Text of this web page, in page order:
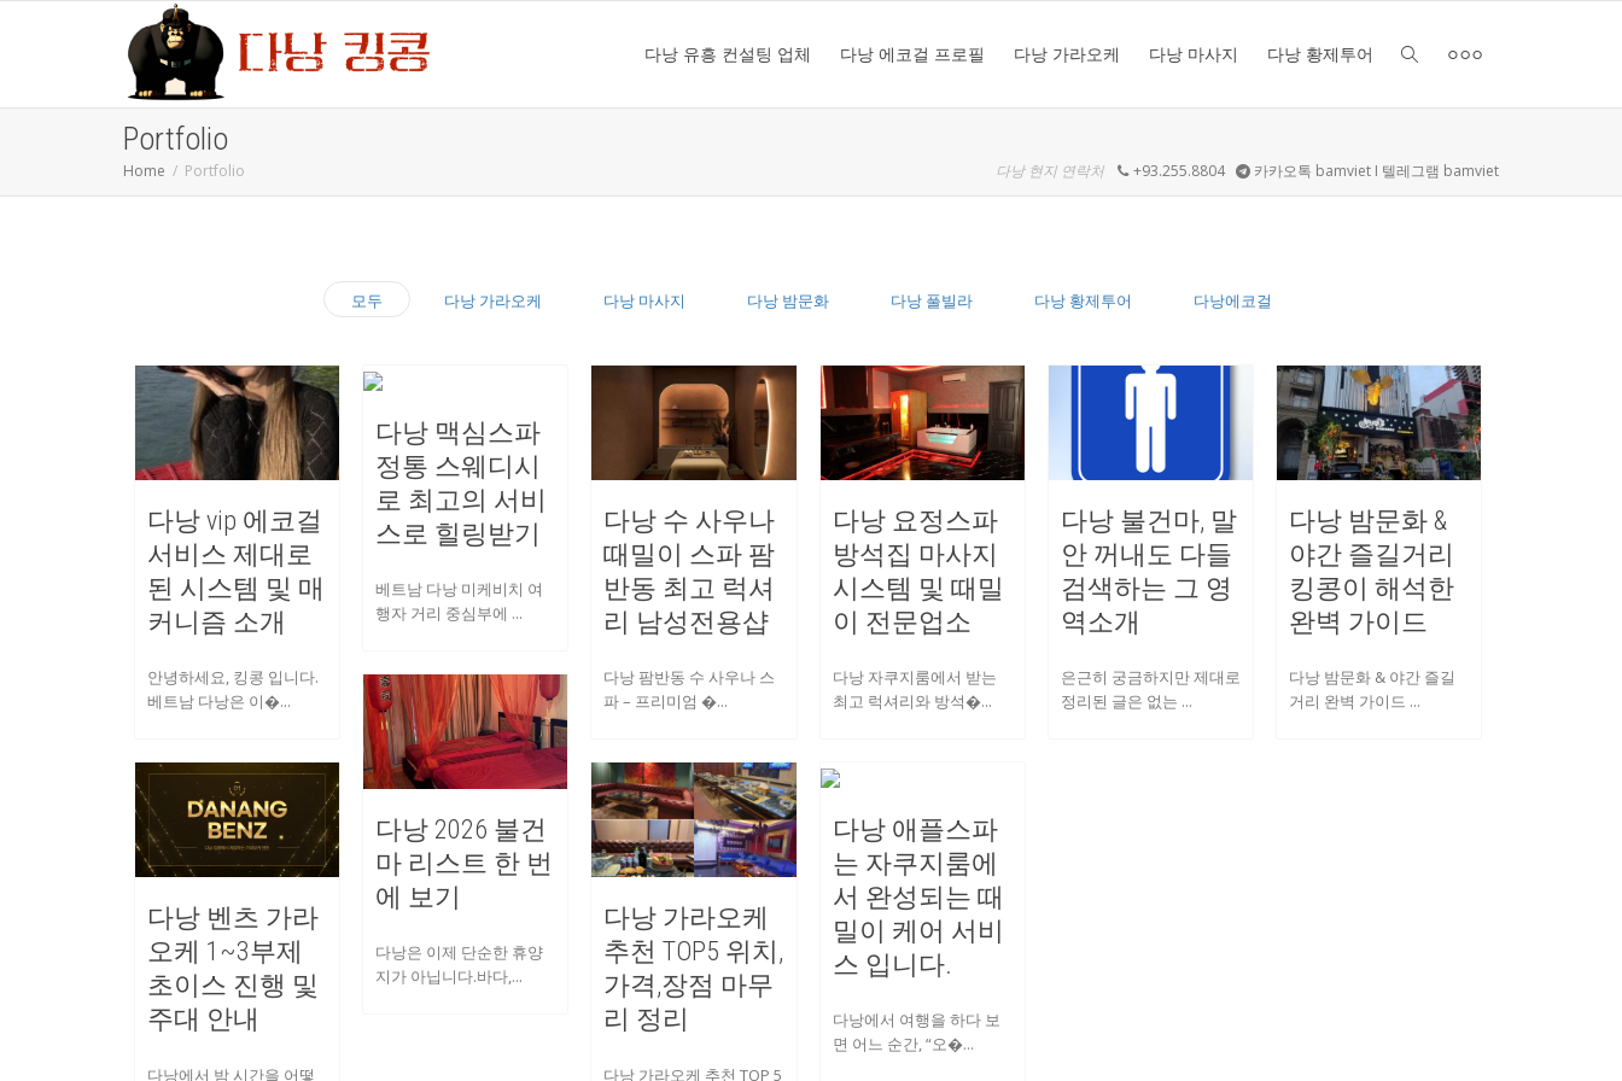
다낭 유흥 컨설팅 업체 다낭 에코걸 프로필 다낭 가라오케 다낭 마사지 다낭 황제투어
Portfolio
Home Portfolio 다낭 현지 연락처 +93.255.8804 카카오톡 bamviet I 텔레그램 bamviet
모두 다낭 가라오케 다낭 마사지 다낭 밤문화 다낭 풀빌라 다낭 황제투어 다낭에코걸
다낭 vip 에코걸
서비스 제대로
된 시스템 및 매
커니즘 소개
안녕하세요, 킹콩 입니다.
베트남 다낭은 이�...
다낭 맥심스파
정통 스웨디시
로 최고의 서비
스로 힐링받기
베트남 다낭 미케비치 여
행자 거리 중심부에 ...
다낭 수 사우나
때밀이 스파 팜
반동 최고 럭셔
리 남성전용샵
다낭 팜반동 수 사우나 스
파 – 프리미엄 �...
다낭 요정스파
방석집 마사지
시스템 및 때밀
이 전문업소
다낭 자쿠지룸에서 받는
최고 럭셔리와 방석�...
다낭 불건마, 말
안 꺼내도 다들
검색하는 그 영
역소개
은근히 궁금하지만 제대로
정리된 글은 없는 ...
다낭 밤문화 &
야간 즐길거리
킹콩이 해석한
완벽 가이드
다낭 밤문화 & 야간 즐길
거리 완벽 가이드 ...
다낭 2026 불건
마 리스트 한 번
에 보기
다낭은 이제 단순한 휴양
지가 아닙니다.바다,...
다낭 벤츠 가라
오케 1~3부제
초이스 진행 및
주대 안내
다낭에서 밤 시간을 어떻
다낭 가라오케
추천 TOP5 위치,
가격,장점 마무
리 정리
다낭 가라오케 추천 TOP 5
다낭 애플스파
는 자쿠지룸에
서 완성되는 때
밀이 케어 서비
스 입니다.
다낭에서 여행을 하다 보
면 어느 순간, “오�...